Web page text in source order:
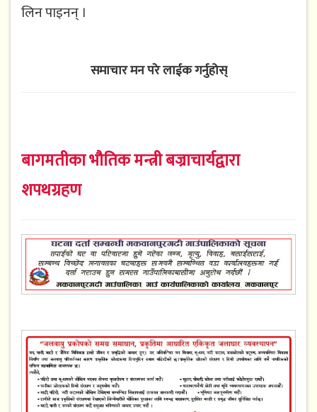
लिन पाइनन् ।
समाचार मन परे लाईक गर्नुहोस्
बागमतीका भौतिक मन्त्री बज्राचार्यद्वारा
शपथग्रहण